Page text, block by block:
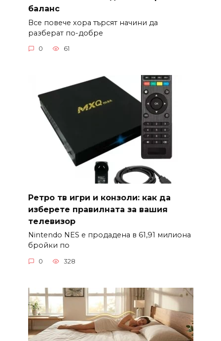
баланс
Все повече хора търсят начини да
разберат по-добре
0 61
Ретро тв игри и конзоли: как да
изберете правилната за вашия
телевизор
Nintendo NES е продадена в 61,91 милиона
бройки по
0 328